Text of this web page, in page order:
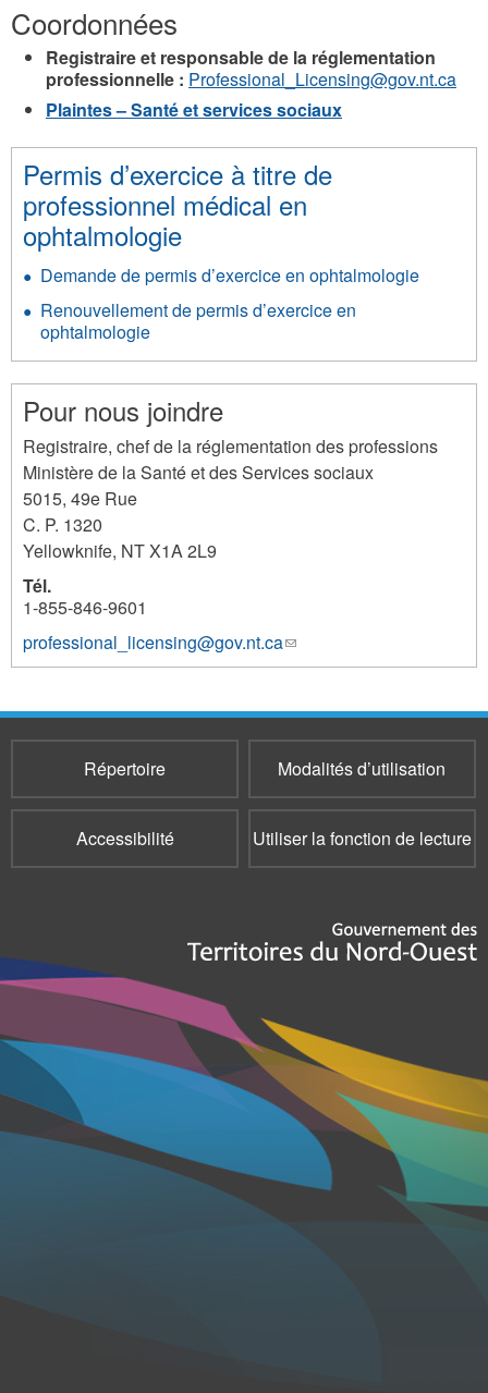
Coordonnées
Registraire et responsable de la réglementation
professionnelle : Professional_Licensing@gov.nt.ca
Plaintes – Santé et services sociaux
Permis d’exercice à titre de
professionnel médical en
ophtalmologie
Demande de permis d’exercice en ophtalmologie
Renouvellement de permis d’exercice en
ophtalmologie
Pour nous joindre
Registraire, chef de la réglementation des professions
Ministère de la Santé et des Services sociaux
5015, 49e Rue
C. P. 1320
Yellowknife, NTX1A 2L9
Tél.
1-855-846-9601
professional_licensing@gov.nt.ca(le
lien
un
courriel)
Répertoire
Modalités d’utilisation
Accessibilité Utiliser la fonction de lecture